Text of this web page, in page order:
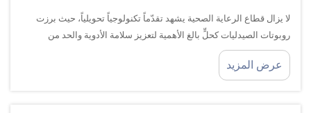
لا يزال قطاع الرعاية الصحية يشهد تقدّماً تكنولوجياً تحويلياً، حيث برزت
روبوتات الصيدليات كحلٍّ بالغ الأهمية لتعزيز سلامة الأدوية والحد من
الأخطاء البشرية. وهذه الأنظمة الآلية المتطورة تُحدث ثورةً في طريقة
إدارة الأدوية...
عرض المزيد